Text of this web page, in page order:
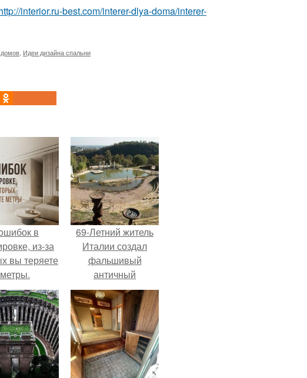
interior.ru-best.com/interer-dlya-doma/interer-
Идеи дизайна спальни
в
из-за
вы теряете
метры.
69-Летний житель
Италии создал
фальшивый
античный
амфитеатр и
долгое время
успешно выдавал
его за настоящее
историческое
наследие.